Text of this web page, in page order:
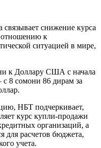
снижение курса
к
ситуацией в мире,
к Доллару США с начала
8 сомони 86 дирам за
НБТ подчеркивает,
курс купли-продажи
организаций, а
для расчетов бюджета,
учета.